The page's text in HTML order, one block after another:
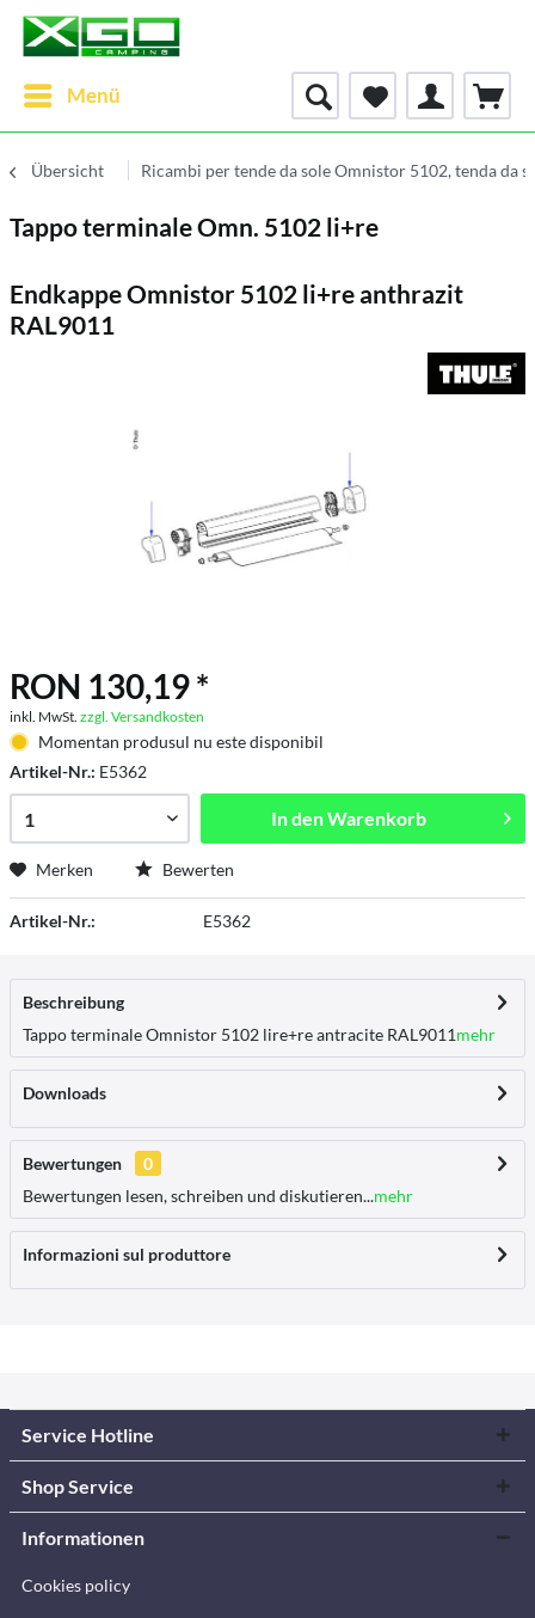
Menü
Übersicht Ricambi per tende da sole Omnistor 5102, tenda da
Tappo terminale Omn. 5102 li+re
Endkappe Omnistor 5102 li+re anthrazit
RAL9011
RON 130,19 *
inkl. MwSt. zzgl. Versandkosten
Momentan produsul nu este disponibil
Artikel-Nr.: E5362
In denWarenkorb
Merken Bewerten
Artikel-Nr.: E5362
Beschreibung
Tappo terminale Omnistor 5102 lire+re antracite RAL9011mehr
Downloads
Bewertungen
0
Bewertungen lesen, schreiben und diskutieren...mehr
Informazioni sul produttore
Service Hotline
Shop Service
Informationen
Cookies policy